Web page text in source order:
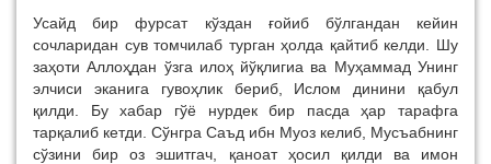
Усайд бир фурсат кўздан ғойиб бўлгандан кейин
сочларидан сув томчилаб турган ҳолда қайтиб келди. Шу
заҳоти Аллоҳдан ўзга илоҳ йўқлигиа ва Муҳаммад Унинг
элчиси эканига гувоҳлик бериб, Ислом динини қабул
қилди. Бу хабар гўё нурдек бир пасда ҳар тарафга
тарқалиб кетди. Сўнгра Саъд ибн Муоз келиб, Мусъабнинг
сўзини бир оз эшитгач, қаноат ҳосил қилди ва имон